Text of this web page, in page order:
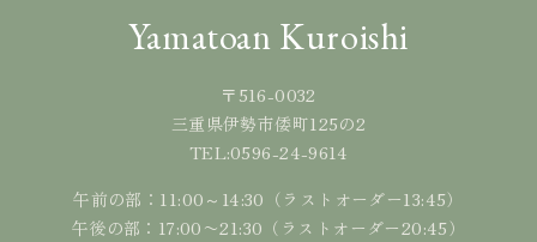
Yamatoan Kuroishi
〒516-0032
三重県伊勢市倭町125の2
TEL:0596-24-9614
午前の部：11:00～14:30（ラストオーダー13:45）
午後の部：17:00〜21:30（ラストオーダー20:45）